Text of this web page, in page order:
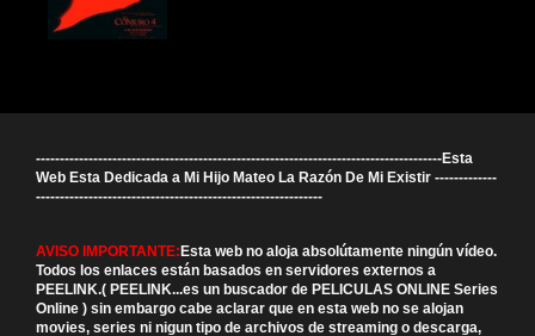
-------------------------------------------------------------------------------------Esta
Web Esta Dedicada a Mi Hijo Mateo La Razón De Mi Existir -------------
------------------------------------------------------------
AVISO IMPORTANTE:Esta web no aloja absolútamente ningún vídeo.
Todos los enlaces están basados en servidores externos a
PEELINK.( PEELINK...es un buscador de PELICULAS ONLINE Series
Online ) sin embargo cabe aclarar que en esta web no se alojan
movies, series ni nigun tipo de archivos de streaming o descarga,